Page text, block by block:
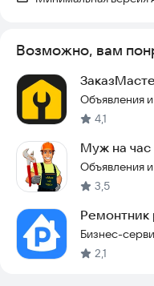
Возможно, вам
Объявления
4,1
Муж на
Объявления
3,5
Ремонтник
Бизнес-
2,1